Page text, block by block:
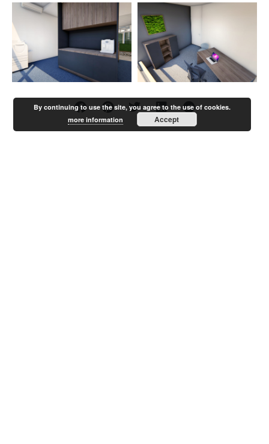
By continuing to use the site, you agree to the use of cookies.
more information
Accept